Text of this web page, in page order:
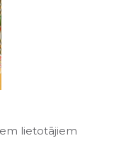
lietotājiem